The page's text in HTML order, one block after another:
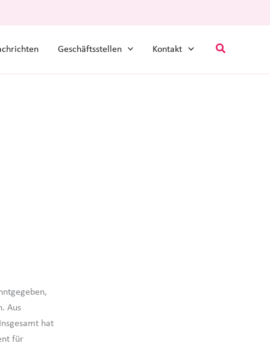
Geschäftsstellen Kontakt Suchen
Aus
hat
für